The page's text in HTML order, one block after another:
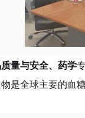
量与安全、药学
是全球主要的血